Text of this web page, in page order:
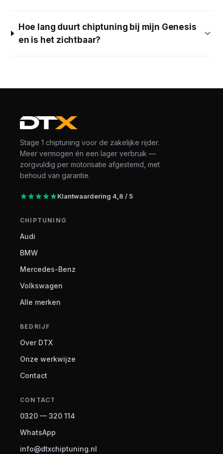
Hoe lang duurt chiptuning bij mijn Genesis
en is het zichtbaar?
Stage 1 chiptuning voor de zakelijke rijder.
Meer vermogen én een lager verbruik —
zorgvuldig per motorisatie afgestemd, met
behoud van garantie.
Klantwaardering 4,8 / 5
CHIPTUNING
Audi
BMW
Mercedes-Benz
Volkswagen
Alle merken
BEDRIJF
Over DTX
Onze werkwijze
Contact
CONTACT
0320 — 320 114
WhatsApp
info@dtxchiptuning.nl